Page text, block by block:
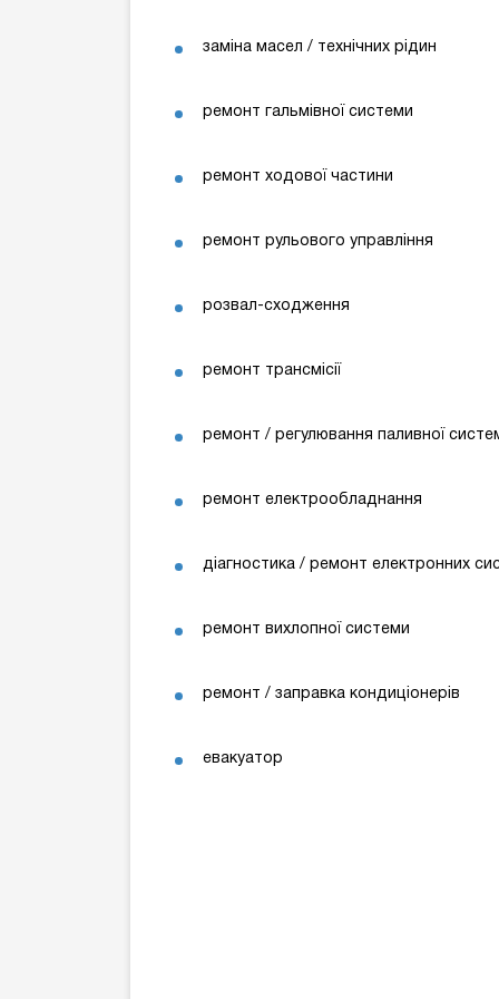
заміна масел / технічних рідин
ремонт гальмівної системи
ремонт ходової частини
ремонт рульового управління
розвал-сходження
ремонт трансмісії
ремонт / регулювання паливної
ремонт електрообладнання
діагностика / ремонт електронних
ремонт вихлопної системи
ремонт / заправка кондиціонерів
евакуатор